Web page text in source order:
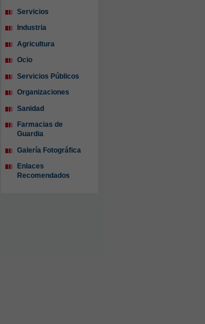
Servicios
Industria
Agricultura
Ocio
Servicios Públicos
Organizaciones
Sanidad
Farmacias de
Guardia
Galería Fotográfica
Enlaces
Recomendados